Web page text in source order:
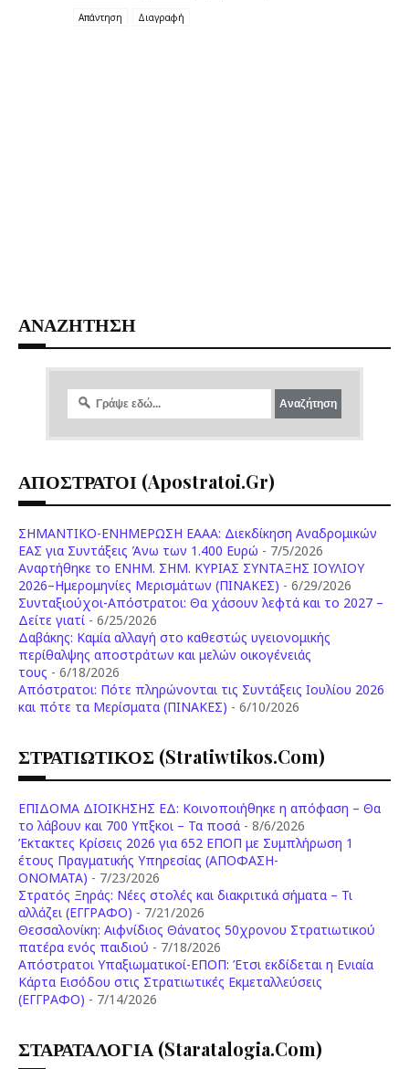
Απάντηση Διαγραφή
ΑΝΑΖΗΤΗΣΗ
ΑΠΟΣΤΡΑΤΟΙ (apostratoi.gr)
ΣΗΜΑΝΤΙΚΟ-ΕΝΗΜΕΡΩΣΗ ΕΑΑΑ: Διεκδίκηση Αναδρομικών
ΕΑΣ για Συντάξεις Άνω των 1.400 Ευρώ - 7/5/2026
Aναρτήθηκε το ENHM. ΣΗΜ. ΚΥΡΙΑΣ ΣΥΝΤΑΞΗΣ ΙΟΥΛΙΟΥ
2026–Ημερομηνίες Μερισμάτων (ΠΙΝΑΚΕΣ) - 6/29/2026
Συνταξιούχοι-Απόστρατοι: Θα χάσουν λεφτά και το 2027 –
Δείτε γιατί - 6/25/2026
Δαβάκης: Καμία αλλαγή στο καθεστώς υγειονομικής
περίθαλψης αποστράτων και μελών οικογένειάς
τους - 6/18/2026
Aπόστρατοι: Πότε πληρώνονται τις Συντάξεις Ιουλίου 2026
και πότε τα Μερίσματα (ΠΙΝΑΚΕΣ) - 6/10/2026
ΣΤΡΑΤΙΩΤΙΚΟΣ (stratiwtikos.com)
ΕΠΙΔΟΜΑ ΔΙΟΙΚΗΣΗΣ ΕΔ: Κοινοποιήθηκε η απόφαση – Θα
το λάβουν και 700 Υπξκοι – Τα ποσά - 8/6/2026
Έκτακτες Κρίσεις 2026 για 652 ΕΠΟΠ με Συμπλήρωση 1
έτους Πραγματικής Υπηρεσίας (ΑΠΟΦΑΣΗ-
ONOMATA) - 7/23/2026
Στρατός Ξηράς: Νέες στολές και διακριτικά σήματα – Τι
αλλάζει (ΕΓΓΡΑΦΟ) - 7/21/2026
Θεσσαλονίκη: Αιφνίδιος Θάνατος 50χρονου Στρατιωτικού
πατέρα ενός παιδιού - 7/18/2026
Απόστρατοι Υπαξιωματικοί-ΕΠΟΠ: Έτσι εκδίδεται η Ενιαία
Κάρτα Εισόδου στις Στρατιωτικές Εκμεταλλεύσεις
(ΕΓΓΡΑΦΟ) - 7/14/2026
ΣΤΑΡΑΤΑΛΟΓΙΑ (staratalogia.com)